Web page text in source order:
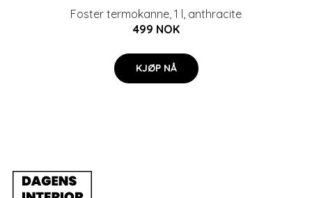
Foster termokanne, 1 l, anthracite
499 NOK
KJØP NÅ